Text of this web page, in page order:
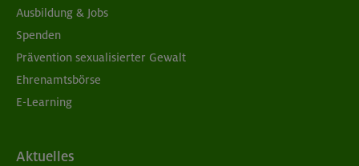
Ausbildung & Jobs
Spenden
Prävention sexualisierter Gewalt
Ehrenamtsbörse
E-Learning
Aktuelles